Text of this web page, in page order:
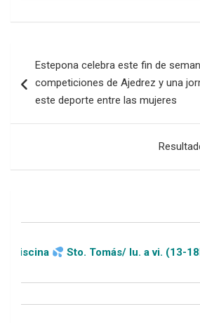
de
entradas
Estepona celebra este fin de
competiciones de Ajedrez y una
este deporte entre las mujeres
Sto. Tomás/ lu. a vi. (13-18h)/